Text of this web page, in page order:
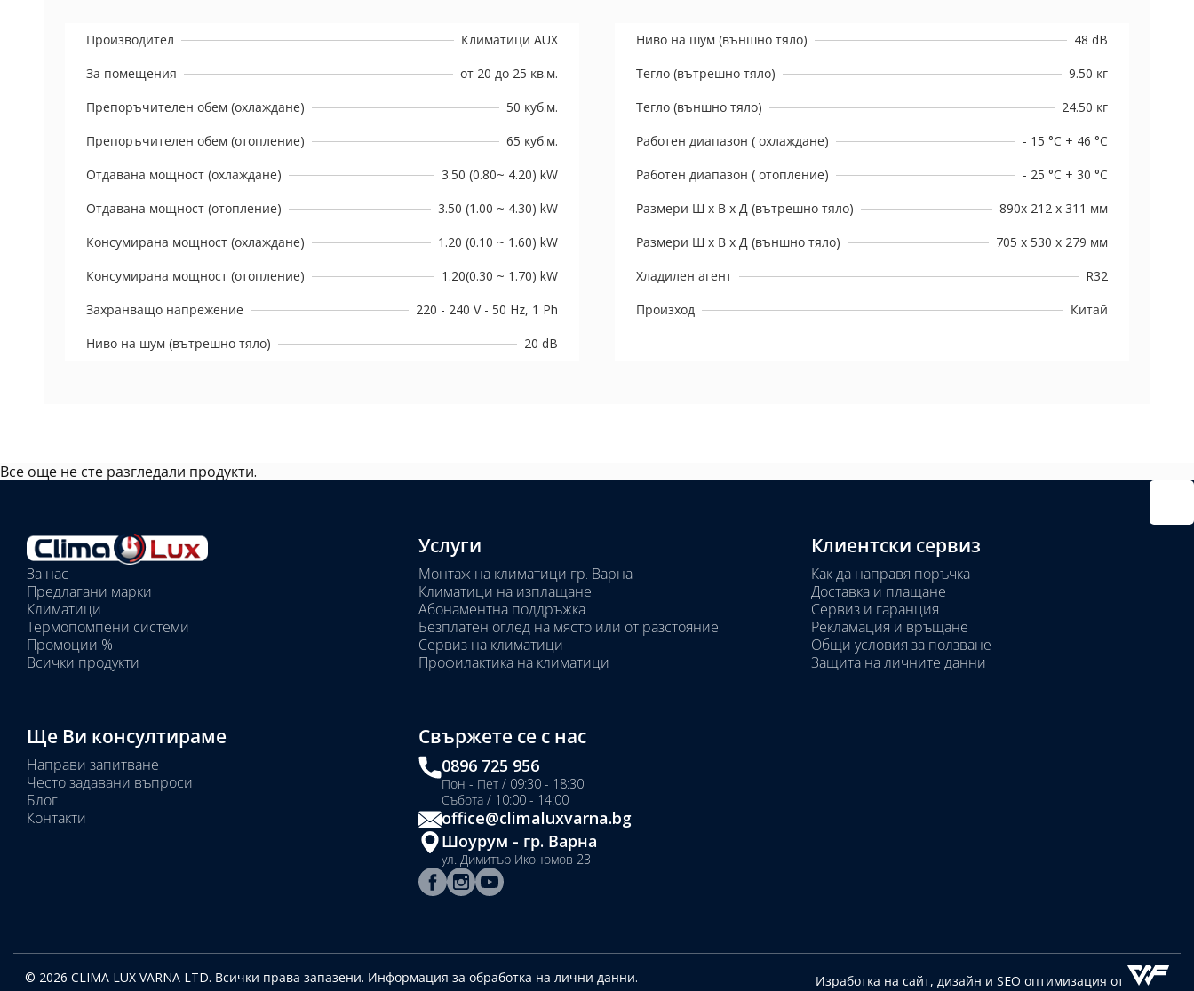
Производител
Климатици AUX
За помещения
от 20 до 25 кв.м.
Препоръчителен обем (охлаждане)
50 куб.м.
Препоръчителен обем (отопление)
65 куб.м.
Отдавана мощност (охлаждане)
3.50 (0.80~ 4.20) kW
Отдавана мощност (отопление)
3.50 (1.00 ~ 4.30) kW
Консумирана мощност (охлаждане)
1.20 (0.10 ~ 1.60) kW
Консумирана мощност (отопление)
1.20(0.30 ~ 1.70) kW
Захранващо напрежение
220 - 240 V - 50 Hz, 1 Ph
Ниво на шум (вътрешно тяло)
20 dB
Ниво на шум (външно тяло)
48 dB
Тегло (вътрешно тяло)
9.50 кг
Тегло (външно тяло)
24.50 кг
Работен диапазон ( охлаждане)
- 15 °C + 46 °C
Работен диапазон ( отопление)
- 25 °C + 30 °C
Размери Ш х В х Д (вътрешно тяло)
890х 212 х 311 мм
Размери Ш х В х Д (външно тяло)
705 х 530 х 279 мм
Хладилен агент
R32
Произход
Китай
Все още не сте разгледали продукти.
Избрани
вътрешни
тела:
Избрано
тяло:
За нас
Предлагани марки
Климатици
Термопомпени системи
Промоции %
Всички продукти
Услуги
Монтаж на климатици гр. Варна
Климатици на изплащане
Абонаментна поддръжка
Безплатен оглед на място или от разстояние
Сервиз на климатици
Профилактика на климатици
Клиентски сервиз
Как да направя поръчка
Доставка и плащане
Сервиз и гаранция
Рекламация и връщане
Общи условия за ползване
Защита на личните данни
Ще Ви консултираме
Направи запитване
Често задавани въпроси
Блог
Контакти
Свържете се с нас
0896 725 956
Пон - Пет / 09:30 - 18:30
Събота / 10:00 - 14:00
office@climaluxvarna.bg
Шоурум - гр. Варна
ул. Димитър Икономов 23
© 2026 CLIMA LUX VARNA LTD. Всички права запазени. Информация за обработка на лични данни. Изработка на сайт, дизайн и SEO оптимизация от